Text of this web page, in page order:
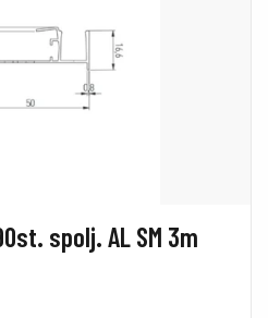
spolj. AL SM 3m